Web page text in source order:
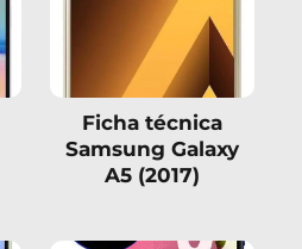
Ficha técnica
Samsung Galaxy
A5 (2017)